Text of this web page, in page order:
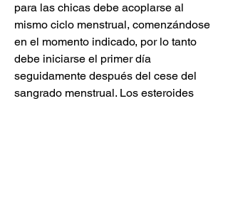
para las chicas debe acoplarse al
mismo ciclo menstrual, comenzándose
en el momento indicado, por lo tanto
debe iniciarse el primer día
seguidamente después del cese del
sangrado menstrual. Los esteroides